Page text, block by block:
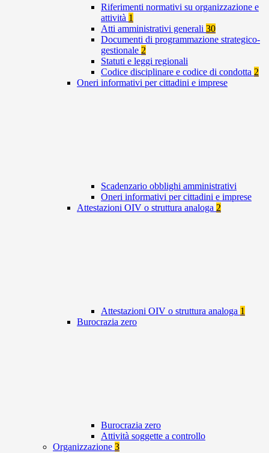
Riferimenti normativi su organizzazione e
attività 1
Atti amministrativi generali 30
Documenti di programmazione strategico-
gestionale 2
Statuti e leggi regionali
Codice disciplinare e codice di condotta 2
Oneri informativi per cittadini e imprese
Scadenzario obblighi amministrativi
Oneri informativi per cittadini e imprese
Attestazioni OIV o struttura analoga 2
Attestazioni OIV o struttura analoga 1
Burocrazia zero
Burocrazia zero
Attività soggette a controllo
Organizzazione 3